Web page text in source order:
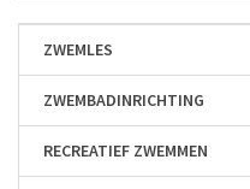
ZWEMLES
ZWEMBAD­INRICHTING
RECREATIEF ZWEMMEN